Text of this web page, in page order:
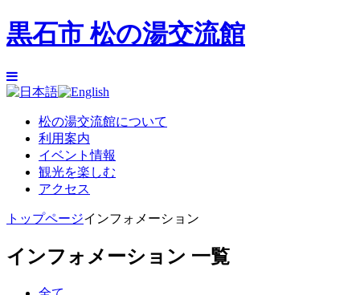
黒石市 松の湯交流館
松の湯交流館について
利用案内
イベント情報
観光を楽しむ
アクセス
トップページインフォメーション
インフォメーション 一覧